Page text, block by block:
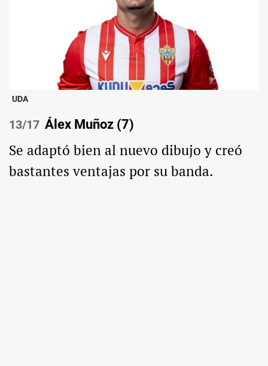
UDA
/17 Álex Muñoz (7)
Se adaptó bien al nuevo dibujo y creó
bastantes ventajas por su banda.